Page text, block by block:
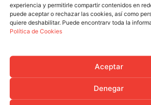
experiencia y permitirle compartir contenidos en
puede aceptar o rechazar las cookies, así como
quiere deshabilitar. Puede encontrarv toda la
Política de Cookies
Aceptar
Denegar